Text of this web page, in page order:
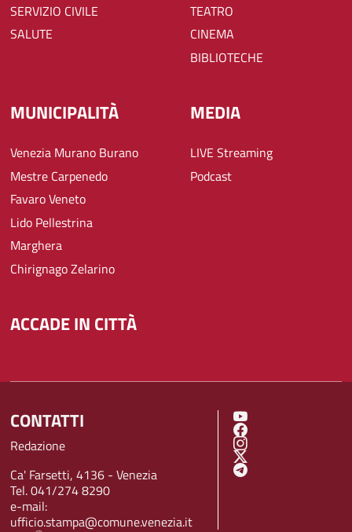
SERVIZIO CIVILE
SALUTE
TEATRO
CINEMA
BIBLIOTECHE
MUNICIPALITÀ
Venezia Murano Burano
Mestre Carpenedo
Favaro Veneto
Lido Pellestrina
Marghera
Chirignago Zelarino
MEDIA
LIVE Streaming
Podcast
ACCADE IN CITTÀ
CONTATTI
Redazione
Ca' Farsetti, 4136 - Venezia
Tel. 041/274 8290
e-mail:
ufficio.stampa@comune.venezia.it
SOCIAL MENU